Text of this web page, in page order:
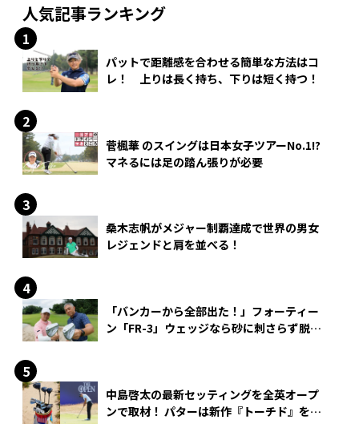
人気記事ランキング
パットで距離感を合わせる簡単な方法はコ
レ！ 上りは長く持ち、下りは短く持つ！
菅楓華 のスイングは日本女子ツアーNo.1!?
マネるには足の踏ん張りが必要
桑木志帆がメジャー制覇達成で世界の男女
レジェンドと肩を並べる！
「バンカーから全部出た！」フォーティー
ン「FR-3」ウェッジなら砂に刺さらず脱出
中島啓太の最新セッティングを全英オープ
ンで取材！ パターは新作『トーチド』を投